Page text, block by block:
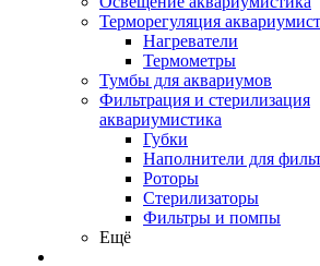
Терморегуляция
Нагреватели
Термометры
Тумбы для аквариумов
Фильтрация и стерилизация
аквариумистика
Губки
Наполнители для
Роторы
Стерилизаторы
Фильтры и помпы
Ещё